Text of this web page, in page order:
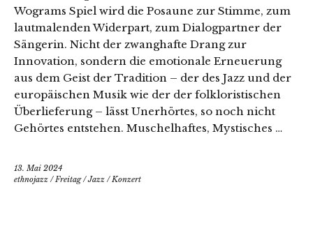
Wograms Spiel wird die Posaune zur Stimme, zum
lautmalenden Widerpart, zum Dialogpartner der
Sängerin. Nicht der zwanghafte Drang zur
Innovation, sondern die emotionale Erneuerung
aus dem Geist der Tradition – der des Jazz und der
europäischen Musik wie der der folkloristischen
Überlieferung – lässt Unerhörtes, so noch nicht
Gehörtes entstehen. Muschelhaftes, Mystisches …
13. Mai 2024
ethnojazz /Freitag/Jazz /Konzert